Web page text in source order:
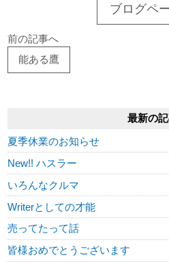
ブログペ
前の記事へ
能ある鷹
最新の
夏季休業のお知らせ
New!! ハスラー
いろんなクルマ
Writerとしての才能
売ってたって話
皆様おめでとうございます